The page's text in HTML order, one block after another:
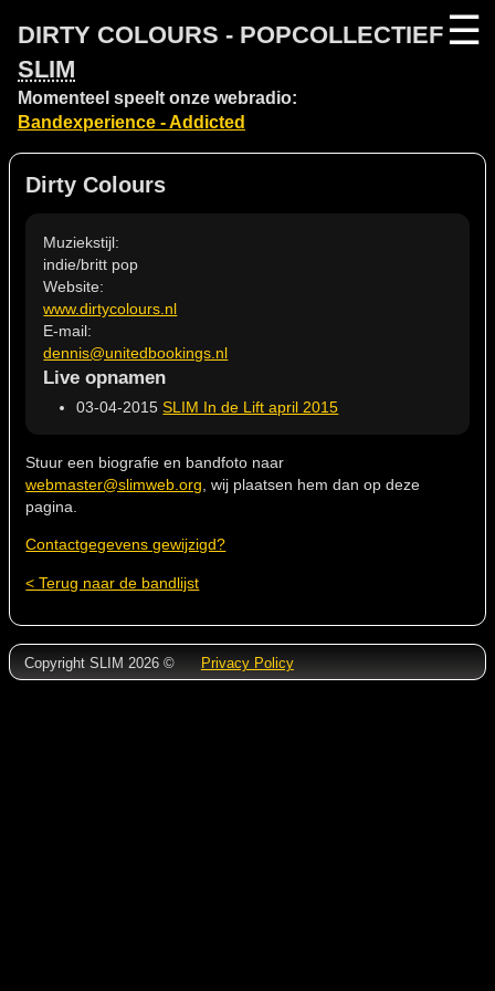
DIRTY COLOURS - POPCOLLECTIEF
SLIM
Momenteel speelt onze webradio:
Bandexperience - Addicted
☰
Dirty Colours
Muziekstijl:
indie/britt pop
Website:
www.dirtycolours.nl
E-mail:
dennis@unitedbookings.nl
Live opnamen
03-04-2015SLIM In de Lift april 2015
Stuur een biografie en bandfoto naar
webmaster@slimweb.org , wij plaatsen hem dan op deze
pagina.
Contactgegevens gewijzigd?
< Terug naar de bandlijst
Copyright SLIM 2026 © Privacy Policy